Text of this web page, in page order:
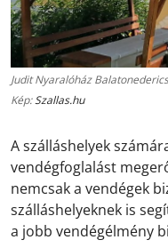
Judit Nyaralóház Balatonederics
Kép:Szallas.hu
A szálláshelyek
vendégfoglalást
nemcsak a vendégek
szálláshelyeknek is
a jobb vendégélmény